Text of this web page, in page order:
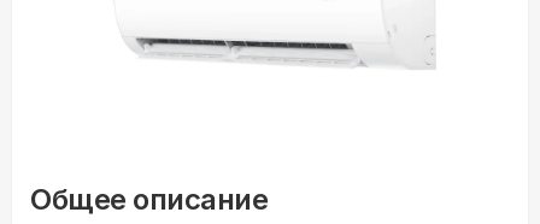
Общее описание